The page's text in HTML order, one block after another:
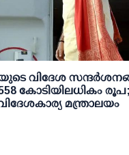
വിദേശ
558 കോടിയിലധികം
മന്ത്രാലയം